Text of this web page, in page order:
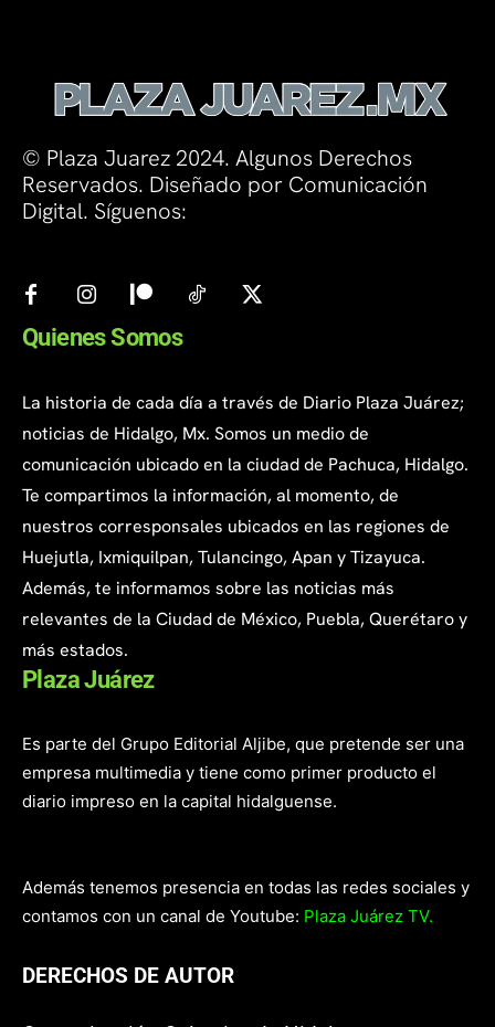
© Plaza Juarez 2024. Algunos Derechos
Reservados. Diseñado por Comunicación
Digital. Síguenos:
Quienes Somos
La historia de cada día a través de Diario Plaza Juárez;
noticias de Hidalgo, Mx. Somos un medio de
comunicación ubicado en la ciudad de Pachuca, Hidalgo.
Te compartimos la información, al momento, de
nuestros corresponsales ubicados en las regiones de
Huejutla, Ixmiquilpan, Tulancingo, Apan y Tizayuca.
Además, te informamos sobre las noticias más
relevantes de la Ciudad de México, Puebla, Querétaro y
más estados.
Plaza Juárez
Es parte del Grupo Editorial Aljibe, que pretende ser una
empresa multimedia y tiene como primer producto el
diario impreso en la capital hidalguense.
Además tenemos presencia en todas las redes sociales y
contamos con un canal de Youtube: Plaza Juárez TV.
DERECHOS DE AUTOR